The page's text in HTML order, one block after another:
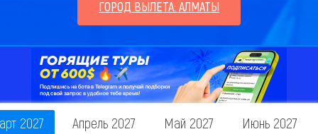
ГОРОД ВЫЛЕТА: АЛМАТЫ
2027 Апрель 2027 Май 2027 Июнь 2027